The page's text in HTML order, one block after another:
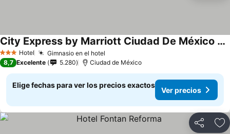
3 Estrellas
Hotel Gimnasio en el hotel
City Express by Marriott Ciudad De México La Raza
8,7 Excelente 5.280 Ciudad de México
Elige fechas para ver los precios exactos
Ver precios
Compartir